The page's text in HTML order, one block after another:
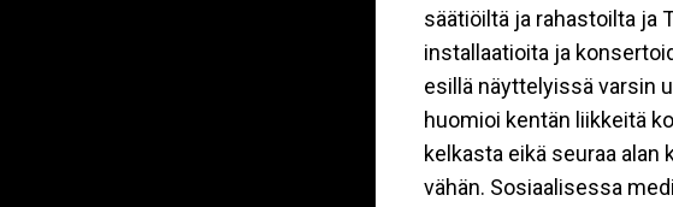
säätiöiltä ja rahastoilta ja
installaatioita ja
esillä näyttelyissä varsin
huomioi kentän liikkeitä
kelkasta eikä seuraa
vähän. Sosiaalisessa